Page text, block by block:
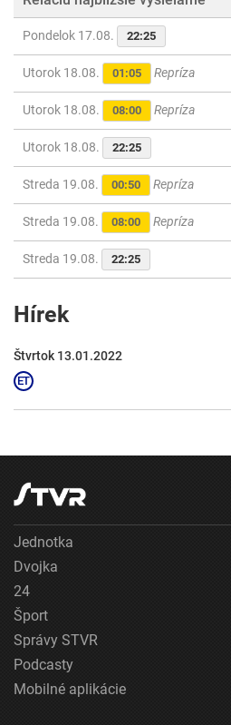
Pondelok 17.08. 22:25
Utorok 18.08. 01:05 Repríza
Utorok 18.08. 08:00 Repríza
Utorok 18.08. 22:25
Streda 19.08. 00:50 Repríza
Streda 19.08. 08:00 Repríza
Streda 19.08. 22:25
Hírek
Štvrtok 13.01.2022
Jednotka
Dvojka
24
Šport
Správy STVR
Podcasty
Mobilné aplikácie